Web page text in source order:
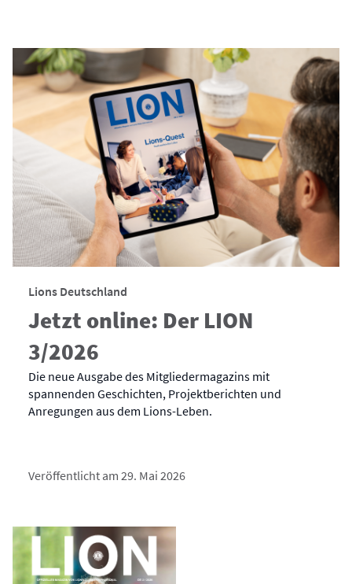
Lions Deutschland
Jetzt online: Der LION
3/2026
Die neue Ausgabe des Mitgliedermagazins mit
spannenden Geschichten, Projektberichten und
Anregungen aus dem Lions-Leben.
Veröffentlicht am 29. Mai 2026